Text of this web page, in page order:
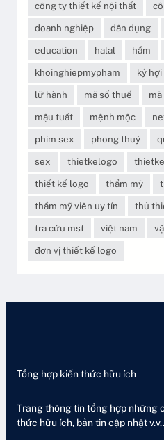
công ty thiết kế nội thất
doanh nghiệp
dân dụng
education
halal hầm
khoinghiepmypham
kỷ hợi
lữ hành
mã số thuế
mậu tuất
mệnh mộc
phim sex
phong thuỷ
sex
thietkelogo
thiết kế logo
thẩm mỹ
thẩm mỹ viên uy tín
thủ
tra cứu mst
việt nam
đơn vị thiết kế logo
Tổng hợp kiến thức hữu ích
Trang thông tin tổng hợp những
thức hữu ích, bản tin cập nhật